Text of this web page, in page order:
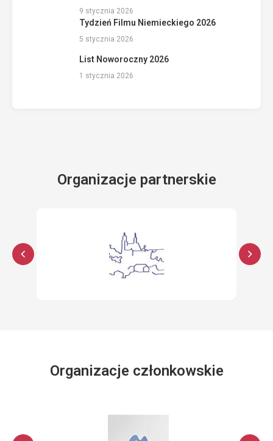
9 stycznia 2026
Tydzień Filmu Niemieckiego 2026
5 stycznia 2026
List Noworoczny 2026
1 stycznia 2026
Organizacje partnerskie
Organizacje członkowskie